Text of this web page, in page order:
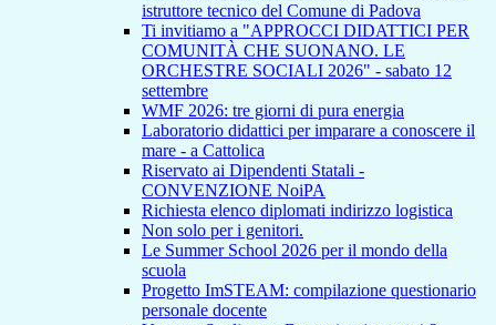
istruttore tecnico del Comune di Padova
Ti invitiamo a "APPROCCI DIDATTICI PER
COMUNITÀ CHE SUONANO. LE
ORCHESTRE SOCIALI 2026" - sabato 12
settembre
WMF 2026: tre giorni di pura energia
Laboratorio didattici per imparare a conoscere il
mare - a Cattolica
Riservato ai Dipendenti Statali -
CONVENZIONE NoiPA
Richiesta elenco diplomati indirizzo logistica
Non solo per i genitori.
Le Summer School 2026 per il mondo della
scuola
Progetto ImSTEAM: compilazione questionario
personale docente